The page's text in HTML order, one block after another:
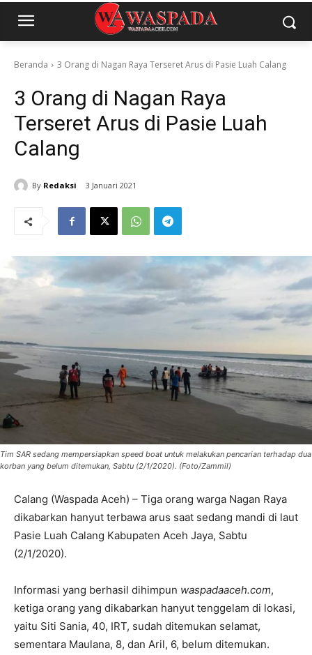
Beranda 3 Orang di Nagan Raya Terseret Arus di Pasie Luah Calang
3 Orang di Nagan Raya
Terseret Arus di Pasie Luah
Calang
By Redaksi 3 Januari 2021
Tim SAR sedang mempersiapkan speed boat untuk melakukan pencarian terhadap dua
korban yang belum ditemukan, Sabtu (2/1/2020). (Foto/Zammil)
Calang (Waspada Aceh) – Tiga orang warga Nagan Raya
dikabarkan hanyut terbawa arus saat sedang mandi di laut
Pasie Luah Calang Kabupaten Aceh Jaya, Sabtu
(2/1/2020).
Informasi yang berhasil dihimpun waspadaaceh.com,
ketiga orang yang dikabarkan hanyut tenggelam di lokasi,
yaitu Siti Sania, 40, IRT, sudah ditemukan selamat,
sementara Maulana, 8, dan Aril, 6, belum ditemukan.